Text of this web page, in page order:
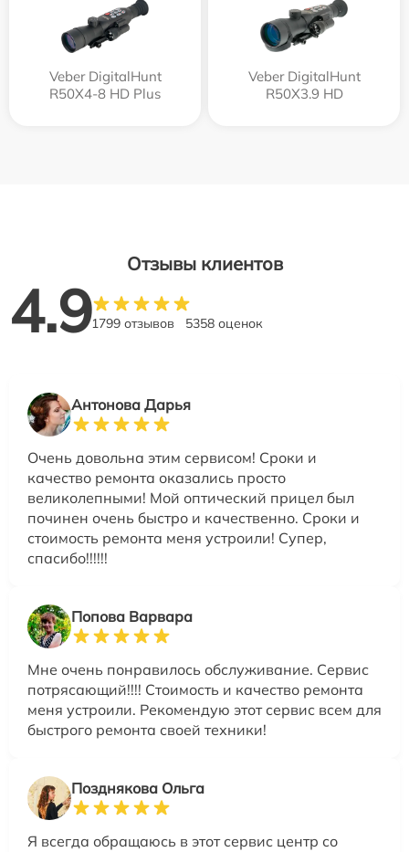
Veber DigitalHunt
R50X4-8 HD Plus
Veber DigitalHunt
R50X3.9 HD
Отзывы клиентов
4.91799 отзывов 5358 оценок
Антонова Дарья
Очень довольна этим сервисом! Сроки и
качество ремонта оказались просто
великолепными! Мой оптический прицел был
починен очень быстро и качественно. Сроки и
стоимость ремонта меня устроили! Супер,
спасибо!!!!!!
Попова Варвара
Мне очень понравилось обслуживание. Сервис
потрясающий!!!! Стоимость и качество ремонта
меня устроили. Рекомендую этот сервис всем для
быстрого ремонта своей техники!
Позднякова Ольга
Я всегда обращаюсь в этот сервис центр со